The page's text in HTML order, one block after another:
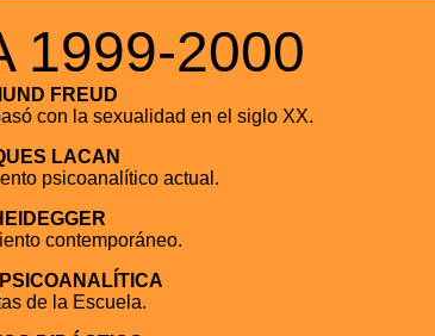
1999-2000
FREUD
con la sexualidad en el siglo XX.
LACAN
psicoanalítico actual.
contemporáneo.
de la Escuela.